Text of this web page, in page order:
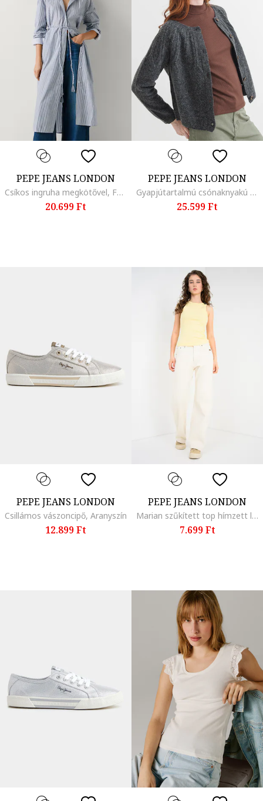
PEPE JEANS LONDON
Csíkos ingruha megkötővel, Fehér/Kék
20.699 Ft
PEPE JEANS LONDON
Gyapjútartalmú csónaknyakú kardigán, Melange sötétszürke
25.599 Ft
PEPE JEANS LONDON
Csillámos vászoncipő, Aranyszín
12.899 Ft
PEPE JEANS LONDON
Marian szűkített top hímzett logóval, Halványsárga
7.699 Ft